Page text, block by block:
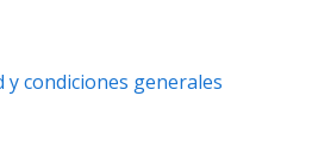
de Múltiples
y condiciones generales